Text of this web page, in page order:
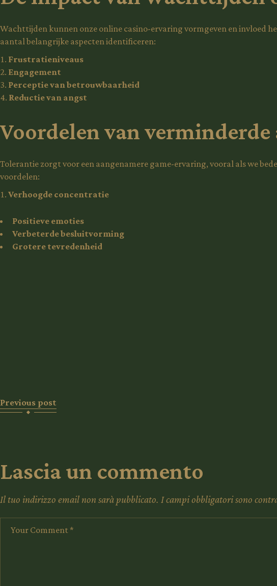
Wachttijden kunnen onze online casino-ervaring vormgeven en invloed
aantal belangrijke aspecten identificeren:
Frustratieniveaus
Engagement
Perceptie van betrouwbaarheid
Reductie van angst
Voordelen van
Tolerantie zorgt voor een aangenamere game-ervaring, vooral als we
voordelen:
Verhoogde concentratie
Positieve emoties
Verbeterde besluitvorming
Grotere tevredenheid
Previous post
Lascia un commento
Il tuo indirizzo email non sarà pubblicato. I campi obbligatori sono